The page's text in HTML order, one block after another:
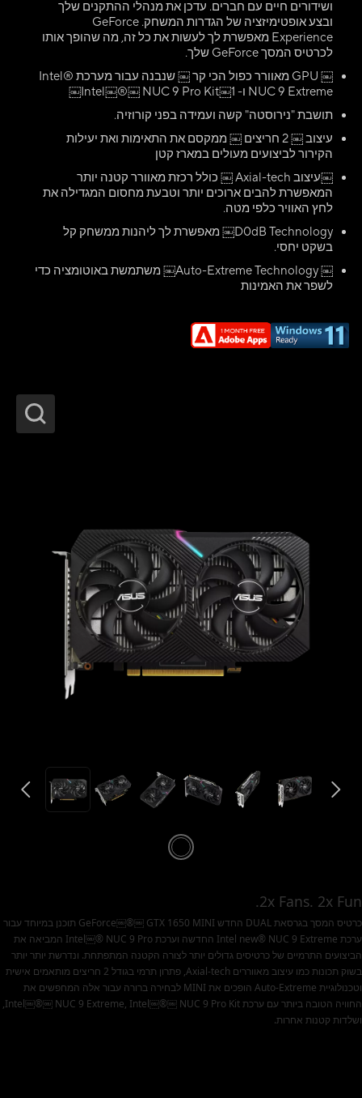
ושידורים חיים עם חברים. עדכן את מנהלי ההתקנים שלך
ובצע אופטימיזציה של הגדרות המשחק. GeForce
Experience מאפשרת לך לעשות את כל זה, מה שהופך אותו
לכרטיס המסך GeForce שלך.
￼ GPU מאוורר כפול הכי קר ￼ שנבנה עבור מערכת Intel®
NUC 9 Extreme ו- Intel￼®￼ NUC 9 Pro Kit￼1￼
תושבת "נירוסטה" קשה ועמידה בפני קורוזיה.
עיצוב ￼ 2 חריצים ￼ ממקסם את התאימות ואת יעילות
הקירור לביצועים מעולים במארז קטן
￼עיצוב Axial-tech ￼ כולל רכזת מאוורר קטנה יותר
המאפשרת להבים ארוכים יותר וטבעת מחסום המגדילה את
לחץ האוויר כלפי מטה.
D0dB Technology￼ מאפשרת לך ליהנות ממשחק קל
בשקט יחסי.
￼ Auto-Extreme Technology￼ משתמשת באוטומציה כדי
לשפר את האמינות
2x Fans. 2x Fun.
כרטיס המסך בגרסאת DUAL החדש GeForce￼®￼ GTX 1650 MINI תוכנן במיוחד עבור
ערכת Intel new® NUC 9 Extreme החדשה וערכת Intel￼® NUC 9 Pro המביאה את
הביצועים התרמיים של כרטיסים גדולים יותר לצורה הקטנה המתפתחת. ונדרשת יותר יותר
בשוק תכונות כמו עיצוב מאווררים Axial-tech, פתרון תרמי בגודל 2 חריצים מותאמים אישית
וטכנולוגיית Auto-Extreme הופכים את MINI לבחירה ברורה עבור אלה המחפשים את
החוויה הטובה ביותר עם ערכת Intel￼®￼ NUC 9 Extreme, Intel￼®￼ NUC 9 Pro Kit,
ושלדות קטנות אחרות.